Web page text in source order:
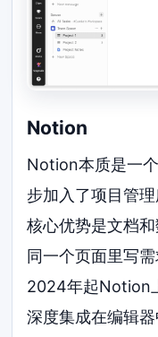
Notion
Notion本质是一
步加入了项目管
核心优势是文档
同一个页面里写
2024年起Notion
深度集成在编辑